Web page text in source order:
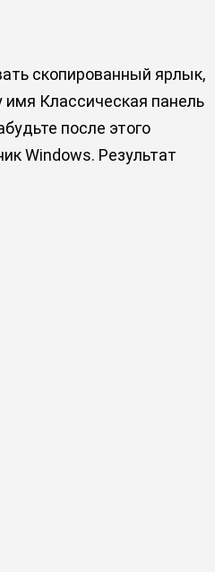
скопированный ярлык,
Классическая панель
после этого
Windows. Результат